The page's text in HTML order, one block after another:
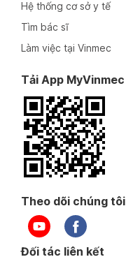
Hệ thống cơ sở y tế
Tìm bác sĩ
Làm việc tại Vinmec
Tải App MyVinmec
Theo dõi chúng tôi
Đối tác liên kết